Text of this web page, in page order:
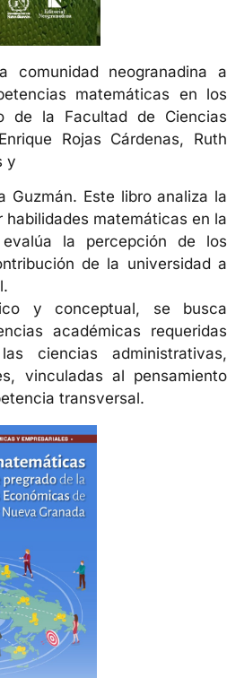
comunidad neogranadina a
matemáticas en los
de la Facultad de Ciencias
Rojas Cárdenas, Ruth
y
Guzmán. Este libro analiza la
habilidades matemáticas en la
la percepción de los
de la universidad a
y conceptual, se busca
académicas requeridas
ciencias administrativas,
vinculadas al pensamiento
transversal.